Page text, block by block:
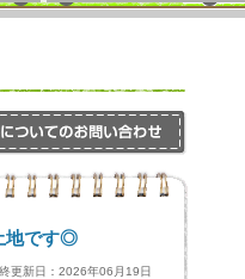
地です◎
更新日：2026年06月19日